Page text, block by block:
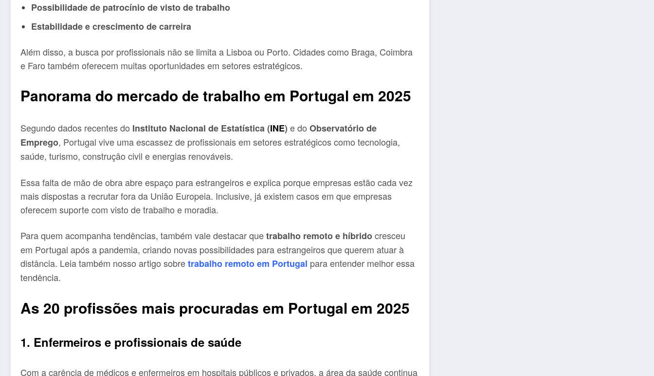
Possibilidade de patrocínio de visto de trabalho
Estabilidade e crescimento de carreira
Além disso, a busca por profissionais não se limita a Lisboa ou Porto. Cidades como Braga, Coimbra
e Faro também oferecem muitas oportunidades em setores estratégicos.
Panorama do mercado de trabalho em Portugal em 2025
Segundo dados recentes do Instituto Nacional de Estatística (INE) e do Observatório de
Emprego, Portugal vive uma escassez de profissionais em setores estratégicos como tecnologia,
saúde, turismo, construção civil e energias renováveis.
Essa falta de mão de obra abre espaço para estrangeiros e explica porque empresas estão cada vez
mais dispostas a recrutar fora da União Europeia. Inclusive, já existem casos em que empresas
oferecem suporte com visto de trabalho e moradia.
Para quem acompanha tendências, também vale destacar quetrabalho remoto e híbridocresceu
em Portugal após a pandemia, criando novas possibilidades para estrangeiros que querem atuar à
distância. Leia também nosso artigo sobretrabalho remoto em Portugal para entender melhor essa
tendência.
As 20 profissões mais procuradas em Portugal em 2025
1. Enfermeiros e profissionais de saúde
Com a carência de médicos e enfermeiros em hospitais públicos e privados, a área da saúde continua